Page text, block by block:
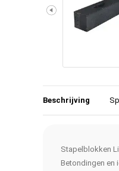
Beschrijving
Stapelblokken
Betondingen en